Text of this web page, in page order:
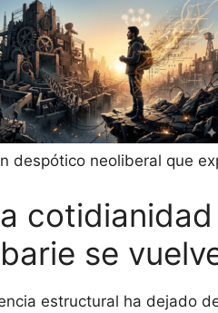
despótico neoliberal que
se
estructural ha dejado